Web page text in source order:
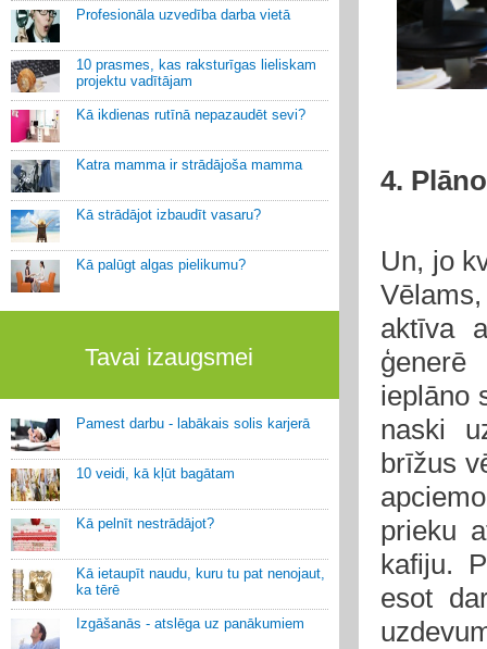
Profesionāla uzvedība darba vietā
10 prasmes, kas raksturīgas lieliskam
projektu vadītājam
Kā ikdienas rutīnā nepazaudēt sevi?
Katra mamma ir strādājoša mamma
Kā strādājot izbaudīt vasaru?
Kā palūgt algas pielikumu?
Tavai izaugsmei
Pamest darbu - labākais solis karjerā
10 veidi, kā kļūt bagātam
Kā pelnīt nestrādājot?
Kā ietaupīt naudu, kuru tu pat nenojaut,
ka tērē
Izgāšanās - atslēga uz panākumiem
4.
Un, jo
aktīva
ieplāno
naski
brīžus
prieku
kafiju.
esot